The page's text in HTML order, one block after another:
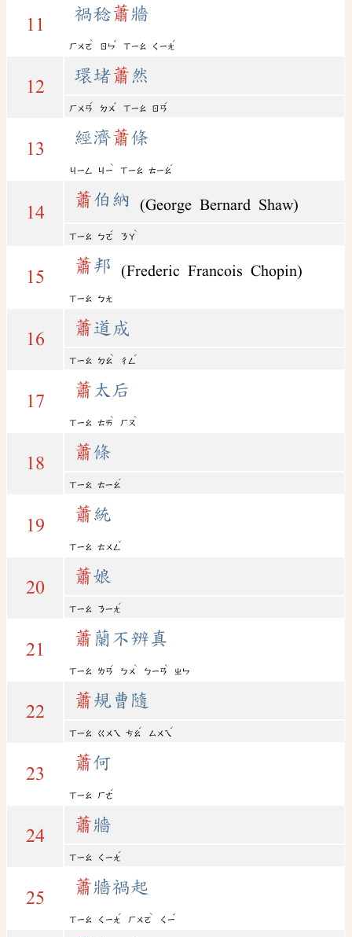
11
禍稔蕭牆
ㄏㄨㄛ
ˋ
ㄖㄣ
ˇ
ㄒㄧㄠ ㄑㄧㄤ
ˊ
12
環堵蕭 然
ㄏㄨㄢ
ˊ
ㄉㄨ
ˇ
ㄒㄧㄠ ㄖㄢ
ˊ
13
經濟蕭條
ㄐㄧㄥ ㄐㄧ
ˋ
ㄒㄧㄠ ㄊㄧㄠ
ˊ
14
蕭伯納 (George Bernard Shaw)
ㄒㄧㄠ ㄅㄛ
ˊ
ㄋㄚ
ˋ
15
蕭邦 (Frederic Francois Chopin)
ㄒㄧㄠ ㄅㄤ
16
蕭道成
ㄒㄧㄠ ㄉㄠ
ˋ
ㄔㄥ
ˊ
17
蕭 太后
ㄒㄧㄠ ㄊㄞ
ˋ
ㄏㄡ
ˋ
18
蕭條
ㄒㄧㄠ ㄊㄧㄠ
ˊ
19
蕭統
ㄒㄧㄠ ㄊㄨㄥ
ˇ
20
蕭娘
ㄒㄧㄠ ㄋㄧㄤ
ˊ
21
蕭 蘭不辨真
ㄒㄧㄠ ㄌㄢ
ˊ
ㄅㄨ
ˋ
ㄅㄧㄢ
ˋ
ㄓㄣ
22
蕭規曹隨
ㄒㄧㄠ ㄍㄨㄟ ㄘㄠ
ˊ
ㄙㄨㄟ
ˊ
23
蕭何
ㄒㄧㄠ ㄏㄜ
ˊ
24
蕭牆
ㄒㄧㄠ ㄑㄧㄤ
ˊ
25
蕭牆禍起
ㄒㄧㄠ ㄑㄧㄤ
ˊ
ㄏㄨㄛ
ˋ
ㄑㄧ
ˇ